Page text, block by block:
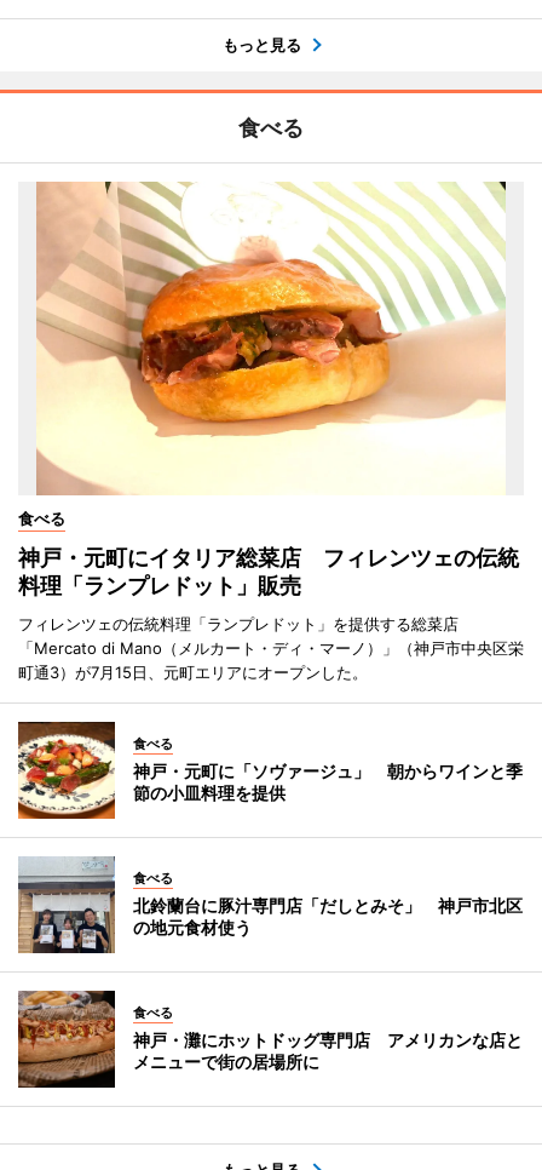
もっと見る
食べる
食べる
神戸・元町にイタリア総菜店 フィレンツェの伝統
料理「ランプレドット」販売
フィレンツェの伝統料理「ランプレドット」を提供する総菜店
「Mercato di Mano（メルカート・ディ・マーノ）」（神戸市中央区栄
町通3）が7月15日、元町エリアにオープンした。
食べる
神戸・元町に「ソヴァージュ」 朝からワインと季
節の小皿料理を提供
食べる
北鈴蘭台に豚汁専門店「だしとみそ」 神戸市北区
の地元食材使う
食べる
神戸・灘にホットドッグ専門店 アメリカンな店と
メニューで街の居場所に